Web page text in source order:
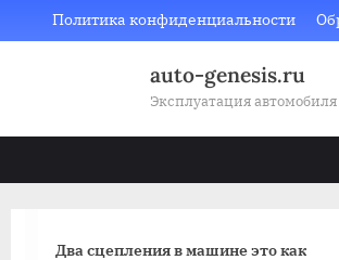
to
Политика конфиденциальности
auto-genesis.ru
Эксплуатация автомобиля
Два сцепления в машине это как